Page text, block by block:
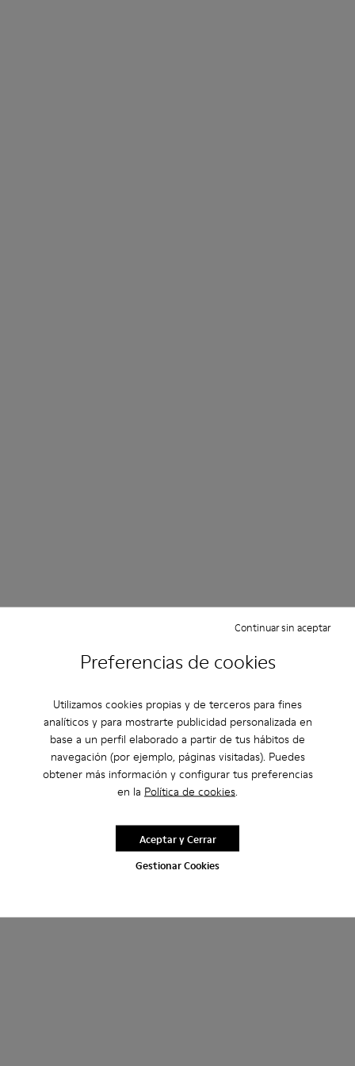
Preferencias de cookies
Utilizamos cookies propias y de terceros para fines
analíticos y para mostrarte publicidad personalizada en
base a un perfil elaborado a partir de tus hábitos de
navegación (por ejemplo, páginas visitadas). Puedes
obtener más información y configurar tus preferencias
en la Política de cookies.
Gestionar Cookies
Continuar sin aceptar
Aceptar y Cerrar